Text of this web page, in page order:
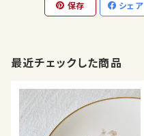
保存 シェア
最近チェックした商品